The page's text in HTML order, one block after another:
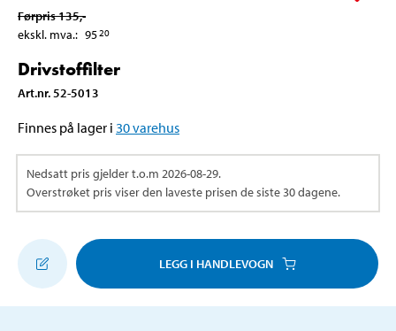
Førpris135,-
ekskl. mva.: 9520
Drivstoffilter
Art.nr. 52-5013
Finnes på lager i 30varehus
Nedsatt pris gjelder t.o.m 2026-08-29.
Overstrøket pris viser den laveste prisen de siste 30 dagene.
LEGG I HANDLEVOGN